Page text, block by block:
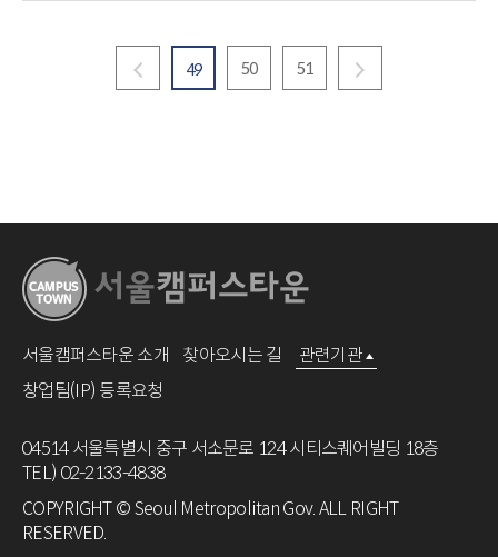
49 50 51
서울캠퍼스타운 소개 찾아오시는 길
관련기관
창업팀(IP) 등록요청
04514 서울특별시 중구 서소문로 124 시티스퀘어빌딩 18층
TEL) 02-2133-4838
COPYRIGHT © Seoul Metropolitan Gov. ALL RIGHT
RESERVED.